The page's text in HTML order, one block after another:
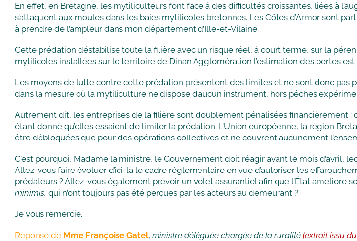
En effet, en Bretagne, les mytiliculteurs font face à des difficultés croissantes, liées à
s’attaquent aux moules dans les baies mytilicoles bretonnes. Les Côtes d’Armor sont
à prendre de l’ampleur dans mon département d’Ille-et-Vilaine.
Cette prédation déstabilise toute la filière avec un risque réel, à court terme, sur la
mytilicoles installées sur le territoire de Dinan Agglomération l’estimation des pertes est
Les moyens de lutte contre cette prédation présentent des limites et ne sont donc pas
dans la mesure où la mytiliculture ne dispose d’aucun instrument, hors pêches
Autrement dit, les entreprises de la filière sont doublement pénalisées financièrement :
étant donné qu’elles essaient de limiter la prédation. L’Union européenne, la région
être débloquées que pour des opérations collectives et ne couvrent aucunement
C’est pourquoi, Madame la ministre, le Gouvernement doit réagir avant le mois d’avril,
Allez-vous faire évoluer d’ici-là le cadre réglementaire en vue d’autoriser les
prédateurs ? Allez-vous également prévoir un volet assurantiel afin que l’État
minimis, qui n’ont toujours pas été perçues par les acteurs au demeurant ?
Je vous remercie.
Réponse de Mme Françoise Gatel, ministre déléguée chargée de la ruralité (extrait issu